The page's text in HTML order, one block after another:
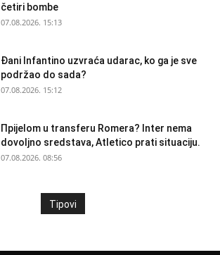
četiri bombe
07.08.2026. 15:13
Đani Infantino uzvraća udarac, ko ga je sve
podržao do sada?
07.08.2026. 15:12
Прijelom u transferu Romera? Inter nema
dovoljno sredstava, Atletico prati situaciju.
07.08.2026. 08:56
Tipovi